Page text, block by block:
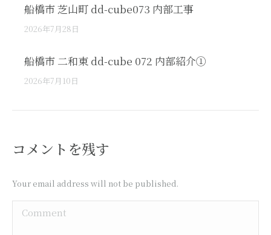
船橋市 芝山町 dd-cube073 内部工事
2026年7月28日
船橋市 二和東 dd-cube 072 内部紹介①
2026年7月10日
コメントを残す
Your email address will not be published.
Comment